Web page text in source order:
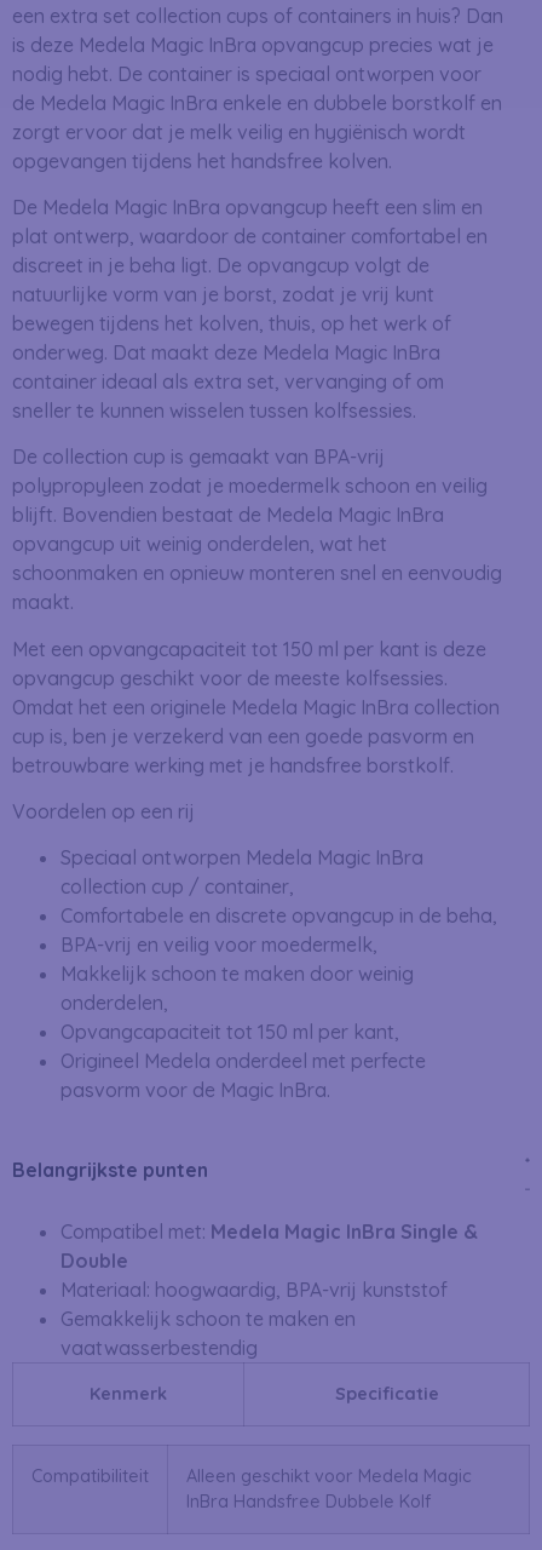
een extra set collection cups of containers in huis? Dan
is deze Medela Magic InBra opvangcup precies wat je
nodig hebt. De container is speciaal ontworpen voor
de Medela Magic InBra enkele en dubbele borstkolf en
zorgt ervoor dat je melk veilig en hygiënisch wordt
opgevangen tijdens het handsfree kolven.
De Medela Magic InBra opvangcup heeft een slim en
plat ontwerp, waardoor de container comfortabel en
discreet in je beha ligt. De opvangcup volgt de
natuurlijke vorm van je borst, zodat je vrij kunt
bewegen tijdens het kolven, thuis, op het werk of
onderweg. Dat maakt deze Medela Magic InBra
container ideaal als extra set, vervanging of om
sneller te kunnen wisselen tussen kolfsessies.
De collection cup is gemaakt van BPA-vrij
polypropyleen zodat je moedermelk schoon en veilig
blijft. Bovendien bestaat de Medela Magic InBra
opvangcup uit weinig onderdelen, wat het
schoonmaken en opnieuw monteren snel en eenvoudig
maakt.
Met een opvangcapaciteit tot 150 ml per kant is deze
opvangcup geschikt voor de meeste kolfsessies.
Omdat het een originele Medela Magic InBra collection
cup is, ben je verzekerd van een goede pasvorm en
betrouwbare werking met je handsfree borstkolf.
Voordelen op een rij
Speciaal ontworpen Medela Magic InBra
collection cup / container,
Comfortabele en discrete opvangcup in de beha,
BPA-vrij en veilig voor moedermelk,
Makkelijk schoon te maken door weinig
onderdelen,
Opvangcapaciteit tot 150 ml per kant,
Origineel Medela onderdeel met perfecte
pasvorm voor de Magic InBra.
Belangrijkste punten
Compatibel met: Medela Magic InBra Single &
Double
Materiaal: hoogwaardig, BPA-vrij kunststof
Gemakkelijk schoon te maken en
vaatwasserbestendig
Kenmerk Specificatie
Compatibiliteit
Alleen geschikt voor Medela Magic
InBra Handsfree Dubbele Kolf